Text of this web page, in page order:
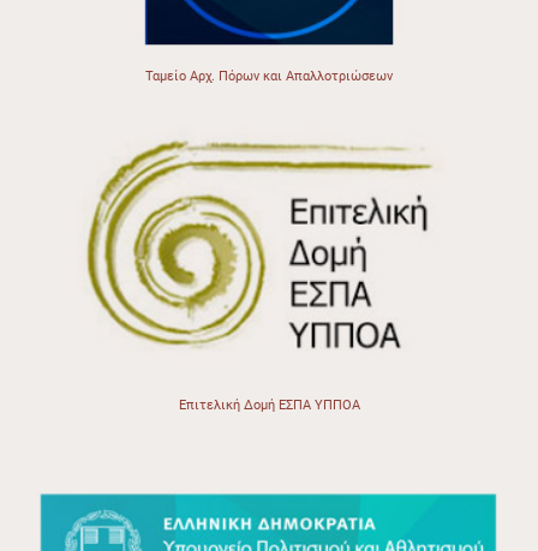
Ταμείο Αρχ. Πόρων και Απαλλοτριώσεων
Επιτελική Δομή ΕΣΠΑ ΥΠΠΟΑ